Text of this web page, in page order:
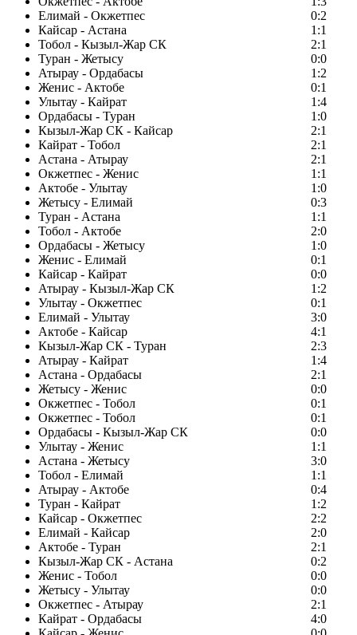
Елимай - Окжетпес
0:2
Кайсар - Астана
1:1
Тобол - Кызыл-Жар СК
2:1
Туран - Жетысу
0:0
Атырау - Ордабасы
1:2
Женис - Актобе
0:1
Улытау - Кайрат
1:4
Ордабасы - Туран
1:0
Кызыл-Жар СК - Кайсар
2:1
Кайрат - Тобол
2:1
Астана - Атырау
2:1
Окжетпес - Женис
1:1
Актобе - Улытау
1:0
Жетысу - Елимай
0:3
Туран - Астана
1:1
Тобол - Актобе
2:0
Ордабасы - Жетысу
1:0
Женис - Елимай
0:1
Кайсар - Кайрат
0:0
Атырау - Кызыл-Жар СК
1:2
Улытау - Окжетпес
0:1
Елимай - Улытау
3:0
Актобе - Кайсар
4:1
Кызыл-Жар СК - Туран
2:3
Атырау - Кайрат
1:4
Астана - Ордабасы
2:1
Жетысу - Женис
0:0
Окжетпес - Тобол
0:1
Окжетпес - Тобол
0:1
Ордабасы - Кызыл-Жар СК
0:0
Улытау - Женис
1:1
Астана - Жетысу
3:0
Тобол - Елимай
1:1
Атырау - Актобе
0:4
Туран - Кайрат
1:2
Кайсар - Окжетпес
2:2
Елимай - Кайсар
2:0
Актобе - Туран
2:1
Кызыл-Жар СК - Астана
0:2
Женис - Тобол
0:0
Жетысу - Улытау
0:0
Окжетпес - Атырау
2:1
Кайрат - Ордабасы
4:0